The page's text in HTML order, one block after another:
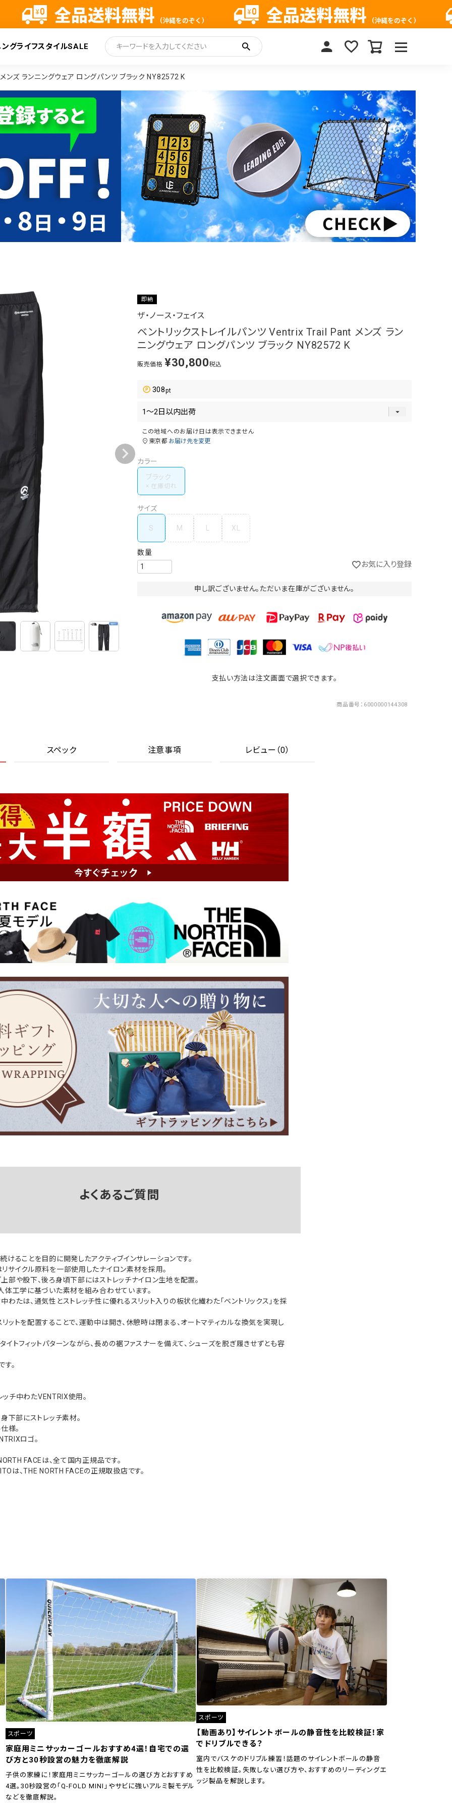
ングライフスタイルSALE
ズ ランニングウェア ロングパンツ ブラック NY82572 K
即納
ザ・ノース・フェイス
ベントリックストレイルパンツ Ventrix Trail Pant メンズ ラン
ニングウェア ロングパンツ ブラック NY82572 K
販売価格 ¥30,800税込
308
この地域へのお届け日は表示できません
東京都 お届け先を変更
カラー
ブラック
サイズ
S M L XL
お気に入り登録
申し訳ございません。ただいま在庫がございません。
支払い方法は注文画面で選択できます。
商品番号 6000000144308
スペック 注意事項 レビュー（0）
よくあるご質問
けることを目的に開発したアクティブインサレーションです。
サイクル原料を一部使用したナイロン素材を採用。
部や股下、後ろ身頃下部にはストレッチナイロン生地を配置。
体工学に基づいた素材を組み合わせています。
わたは、通気性とストレッチ性に優れるスリット入りの板状化繊わた「ベントリックス」を採
ットを配置することで、運動中は開き、休憩時は閉まる、オートマティカルな換気を実現し
イトフィットパターンながら、長めの裾ファスナーを備えて、シューズを脱ぎ履きせずとも容
。
チ中わたVENTRIX使用。
下部にストレッチ素材。
様。
ロゴ。
FACEは、全て国内正規品です。
、THE NORTH FACEの正規取扱店です。
スポーツ
家庭用ミニサッカーゴールおすすめ4選！自宅での選
び方と30秒設営の魅力を徹底解説
子供の家練に！家庭用ミニサッカーゴールの選び方とおすすめ
4選。30秒設営の「Q-FOLD MINI」やサビに強いアルミ製モデル
などを徹底解説。
スポーツ
【動画あり】サイレントボールの静音性を比較検証！家
でドリブルできる？
室内でバスケのドリブル練習！話題のサイレントボールの静音
性を比較検証。失敗しない選び方や、おすすめのリーディングエ
ッジ製品を解説します。